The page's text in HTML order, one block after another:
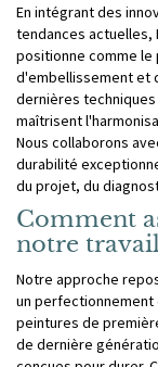
En intégrant des
tendances actuelles,
positionne comme le
d'embellissement et
dernières
maîtrisent
Nous collaborons
durabilité
du projet, du
Comment
notre travail
Notre approche
un perfectionnement
peintures de
de dernière